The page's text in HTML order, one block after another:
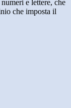
e lettere, che
che imposta il